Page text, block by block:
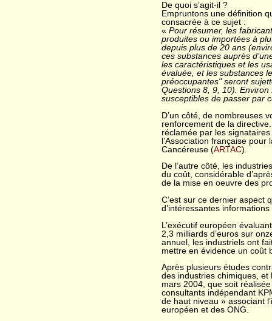
De quoi s’agit-il ?
Empruntons une définition
consacrée à ce sujet :
«Pour résumer, les
produites ou importées à
depuis plus de 20 ans
ces substances auprès
les caractéristiques et les
évaluée, et les substances
préoccupantes" seront
Questions 8, 9, 10).
susceptibles de passer par
D’un côté, de nombreuses
renforcement de la
réclamée par les signataires
l’Association française
Cancéreuse (ARTAC).
De l’autre côté, les
du coût, considérable
de la mise en oeuvre des
C’est sur ce dernier aspect
d’intéressantes
L’exécutif européen
2,3 milliards d’euros sur
annuel, les industriels ont
mettre en évidence un coût
Après plusieurs études
des industries chimiques, et
mars 2004, que soit
consultants indépendant
de haut niveau » associant
européen et des ONG.